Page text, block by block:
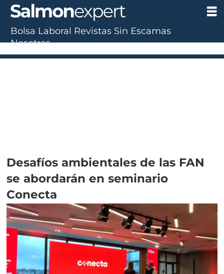
Desafíos ambientales de las FAN
se abordarán en seminario
Conecta
Bolsa Laboral Revistas Sin Escamas
Nosotros